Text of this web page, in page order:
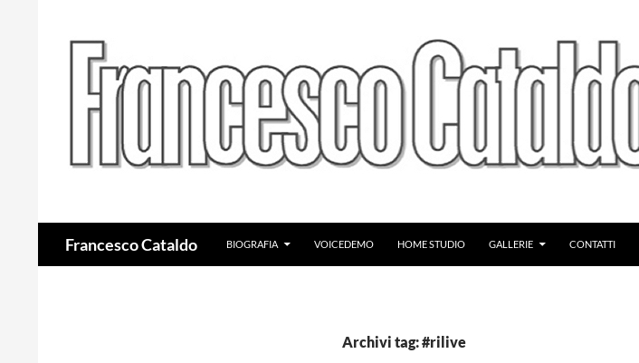
Francesco Cataldo
BIOGRAFIA
VOICEDEMO HOME STUDIO GALLERIE CONTATTI
Archivi tag: #rilive